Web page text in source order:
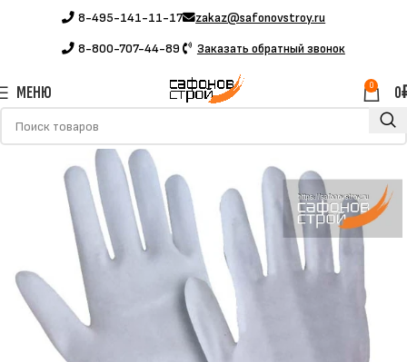
8-495-141-11-17
8-800-707-44-89
zakaz@safonovstroy.ru
Заказать обратный звонок
МЕНЮ 0 0
Главная Каталог